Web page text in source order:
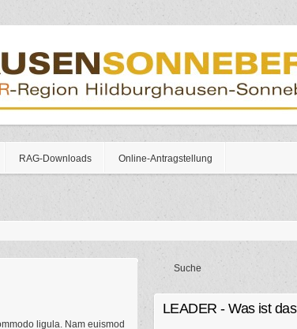
RAG-Downloads Online-Antragstellung
Suchformular
LEADER - Was ist
ligula. Nam euismod